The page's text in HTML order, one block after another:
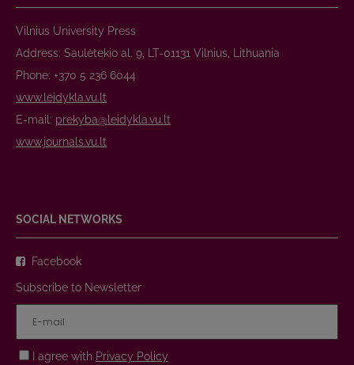
Vilnius University Press
Address: Saulėtekio al. 9, LT-01131 Vilnius, Lithuania
Phone: +370 5 236 6044
www.leidykla.vu.lt
E-mail: prekyba@leidykla.vu.lt
www.journals.vu.lt
SOCIAL NETWORKS
Facebook
Subscribe to Newsletter
I agree with Privacy Policy